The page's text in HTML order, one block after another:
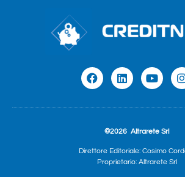
©2026 Altrarete Srl
Direttore Editoriale: Cosimo
Proprietario: Altrarete Srl